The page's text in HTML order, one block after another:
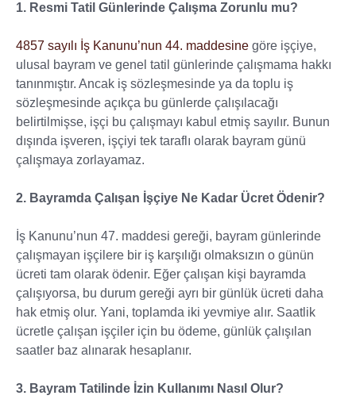
1. Resmi Tatil Günlerinde Çalışma Zorunlu mu?
4857 sayılı İş Kanunu’nun 44. maddesine göre işçiye,
ulusal bayram ve genel tatil günlerinde çalışmama hakkı
tanınmıştır. Ancak iş sözleşmesinde ya da toplu iş
sözleşmesinde açıkça bu günlerde çalışılacağı
belirtilmişse, işçi bu çalışmayı kabul etmiş sayılır. Bunun
dışında işveren, işçiyi tek taraflı olarak bayram günü
çalışmaya zorlayamaz.
2. Bayramda Çalışan İşçiye Ne Kadar Ücret Ödenir?
İş Kanunu’nun 47. maddesi gereği, bayram günlerinde
çalışmayan işçilere bir iş karşılığı olmaksızın o günün
ücreti tam olarak ödenir. Eğer çalışan kişi bayramda
çalışıyorsa, bu durum gereği ayrı bir günlük ücreti daha
hak etmiş olur. Yani, toplamda iki yevmiye alır. Saatlik
ücretle çalışan işçiler için bu ödeme, günlük çalışılan
saatler baz alınarak hesaplanır.
3. Bayram Tatilinde İzin Kullanımı Nasıl Olur?